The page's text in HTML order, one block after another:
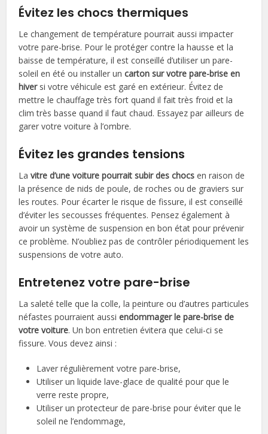
Évitez les chocs thermiques
Le changement de température pourrait aussi impacter
votre pare-brise. Pour le protéger contre la hausse et la
baisse de température, il est conseillé d’utiliser un pare-
soleil en été ou installer un carton sur votre pare-brise en
hiversi votre véhicule est garé en extérieur. Évitez de
mettre le chauffage très fort quand il fait très froid et la
clim très basse quand il faut chaud. Essayez par ailleurs de
garer votre voiture à l’ombre.
Évitez les grandes tensions
Lavitre d’une voiture pourrait subir des chocs en raison de
la présence de nids de poule, de roches ou de graviers sur
les routes. Pour écarter le risque de fissure, il est conseillé
d’éviter les secousses fréquentes. Pensez également à
avoir un système de suspension en bon état pour prévenir
ce problème. N’oubliez pas de contrôler périodiquement les
suspensions de votre auto.
Entretenez votre pare-brise
La saleté telle que la colle, la peinture ou d’autres particules
néfastes pourraient aussi endommager le pare-brise de
votre voiture. Un bon entretien évitera que celui-ci se
fissure. Vous devez ainsi :
Laver régulièrement votre pare-brise,
Utiliser un liquide lave-glace de qualité pour que le
verre reste propre,
Utiliser un protecteur de pare-brise pour éviter que le
soleil ne l’endommage,